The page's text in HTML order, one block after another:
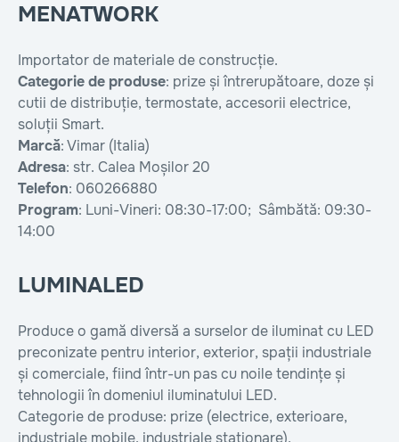
MENATWORK
Importator de materiale de construcție.
Categorie de produse: prize și întrerupătoare, doze și
cutii de distribuție, termostate, accesorii electrice,
soluții Smart.
Marcă: Vimar (Italia)
Adresa: str. Calea Moșilor 20
Telefon: 060266880
Program: Luni-Vineri: 08:30-17:00; Sâmbătă: 09:30-
14:00
LUMINALED
Produce o gamă diversă a surselor de iluminat cu LED
preconizate pentru interior, exterior, spații industriale
și comerciale, fiind într-un pas cu noile tendințe și
tehnologii în domeniul iluminatului LED.
Categorie de produse: prize (electrice, exterioare,
industriale mobile, industriale staționare),